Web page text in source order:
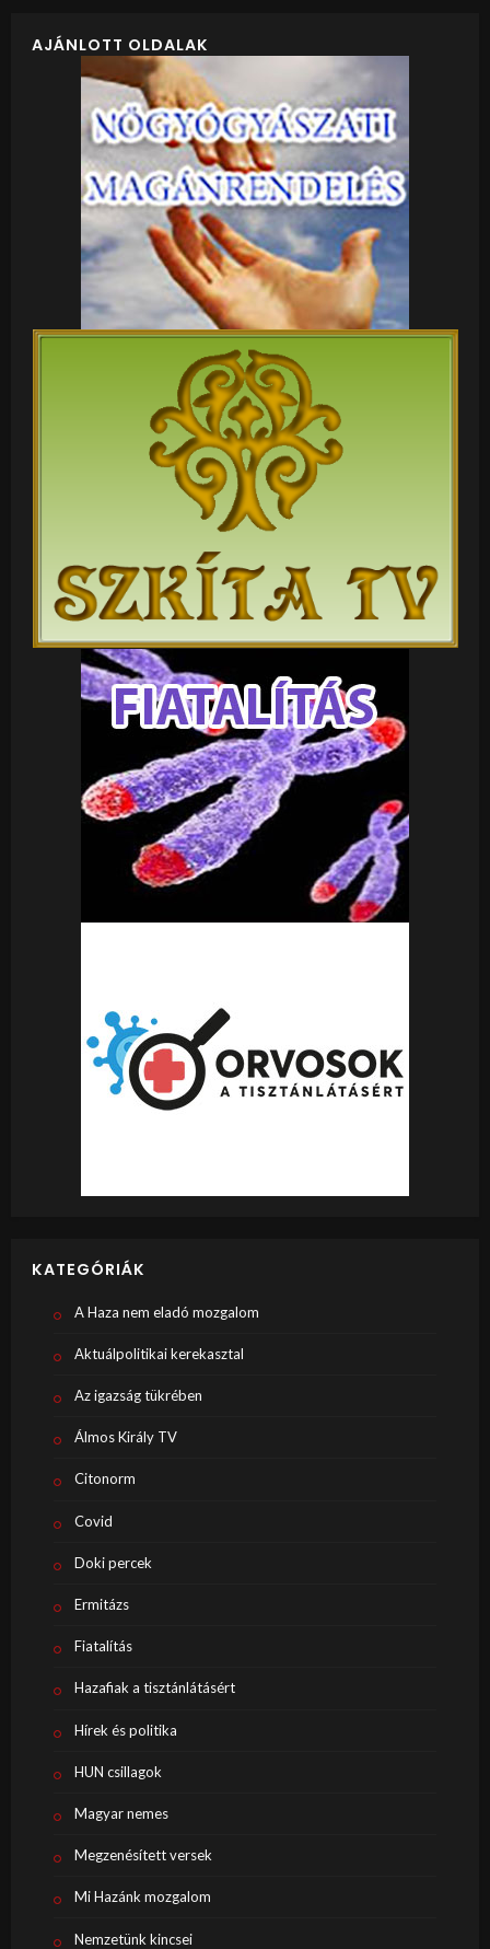
AJÁNLOTT OLDALAK
KATEGÓRIÁK
A Haza nem eladó mozgalom
Aktuálpolitikai kerekasztal
Az igazság tükrében
Álmos Király TV
Citonorm
Covid
Doki percek
Ermitázs
Fiatalítás
Hazafiak a tisztánlátásért
Hírek és politika
HUN csillagok
Magyar nemes
Megzenésített versek
Mi Hazánk mozgalom
Nemzetünk kincsei